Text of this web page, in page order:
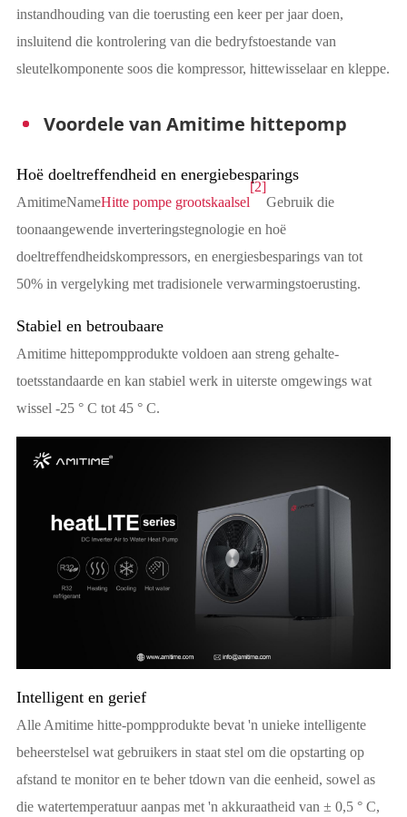
instandhouding van die toerusting een keer per jaar doen,
insluitend die kontrolering van die bedryfstoestande van
sleutelkomponente soos die kompressor, hittewisselaar en kleppe.
Voordele van Amitime hittepomp
Hoë doeltreffendheid en energiebesparings
AmitimeNameHitte pompe grootskaalsel
[2]
Gebruik die
toonaangewende inverteringstegnologie en hoë
doeltreffendheidskompressors, en energiesbesparings van tot
50% in vergelyking met tradisionele verwarmingstoerusting.
Stabiel en betroubaare
Amitime hittepompprodukte voldoen aan streng gehalte-
toetsstandaarde en kan stabiel werk in uiterste omgewings wat
wissel -25 ° C tot 45 ° C.
Intelligent en gerief
Alle Amitime hitte-pompprodukte bevat 'n unieke intelligente
beheerstelsel wat gebruikers in staat stel om die opstarting op
afstand te monitor en te beher tdown van die eenheid, sowel as
die watertemperatuur aanpas met 'n akkuraatheid van ± 0,5 ° C,